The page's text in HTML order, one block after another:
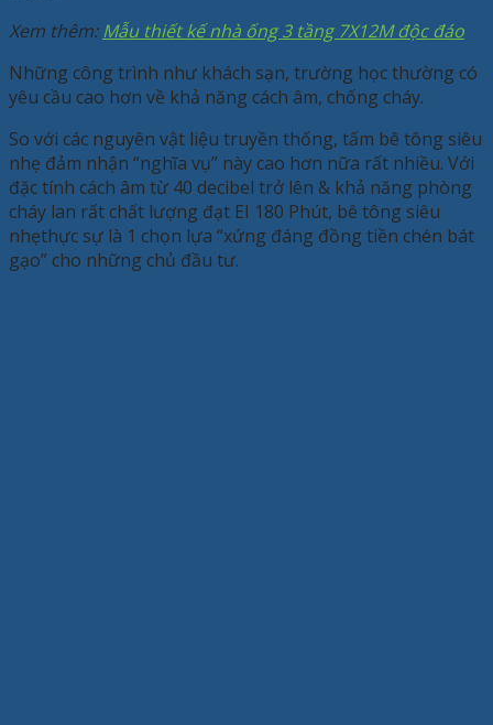
Xem thêm:Mẫu thiết kế nhà ống 3 tầng 7X12M độc đáo
Những công trình như khách sạn, trường học thường có
yêu cầu cao hơn về khả năng cách âm, chống cháy.
So với các nguyên vật liệu truyền thống, tấm bê tông siêu
nhẹ đảm nhận “nghĩa vụ” này cao hơn nữa rất nhiều. Với
đặc tính cách âm từ 40 decibel trở lên & khả năng phòng
cháy lan rất chất lượng đạt EI 180 Phút, bê tông siêu
nhẹthực sự là 1 chọn lựa “xứng đáng đồng tiền chén bát
gạo” cho những chủ đầu tư.